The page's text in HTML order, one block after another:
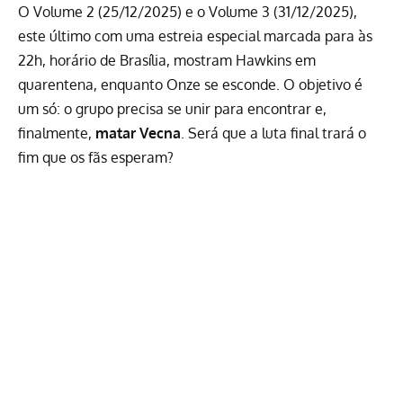
O Volume 2 (25/12/2025) e o Volume 3 (31/12/2025),
este último com uma estreia especial marcada para às
22h, horário de Brasília, mostram Hawkins em
quarentena, enquanto Onze se esconde. O objetivo é
um só: o grupo precisa se unir para encontrar e,
finalmente, matar Vecna. Será que a luta final trará o
fim que os fãs esperam?